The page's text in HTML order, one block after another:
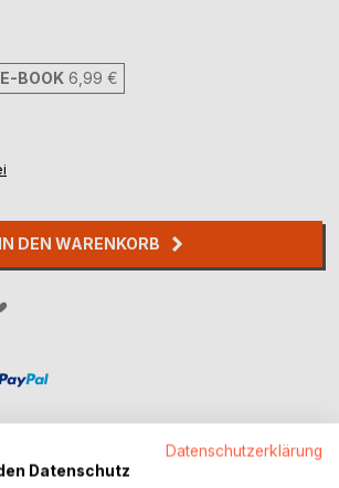
E-BOOK 6,99 €
IN DEN WARENKORB
Datenschutzerklärung
Datenschutz